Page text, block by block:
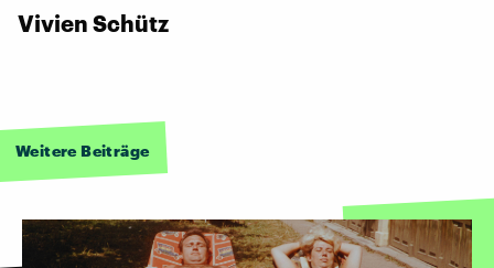
Vivien Schütz
Weitere Beiträge